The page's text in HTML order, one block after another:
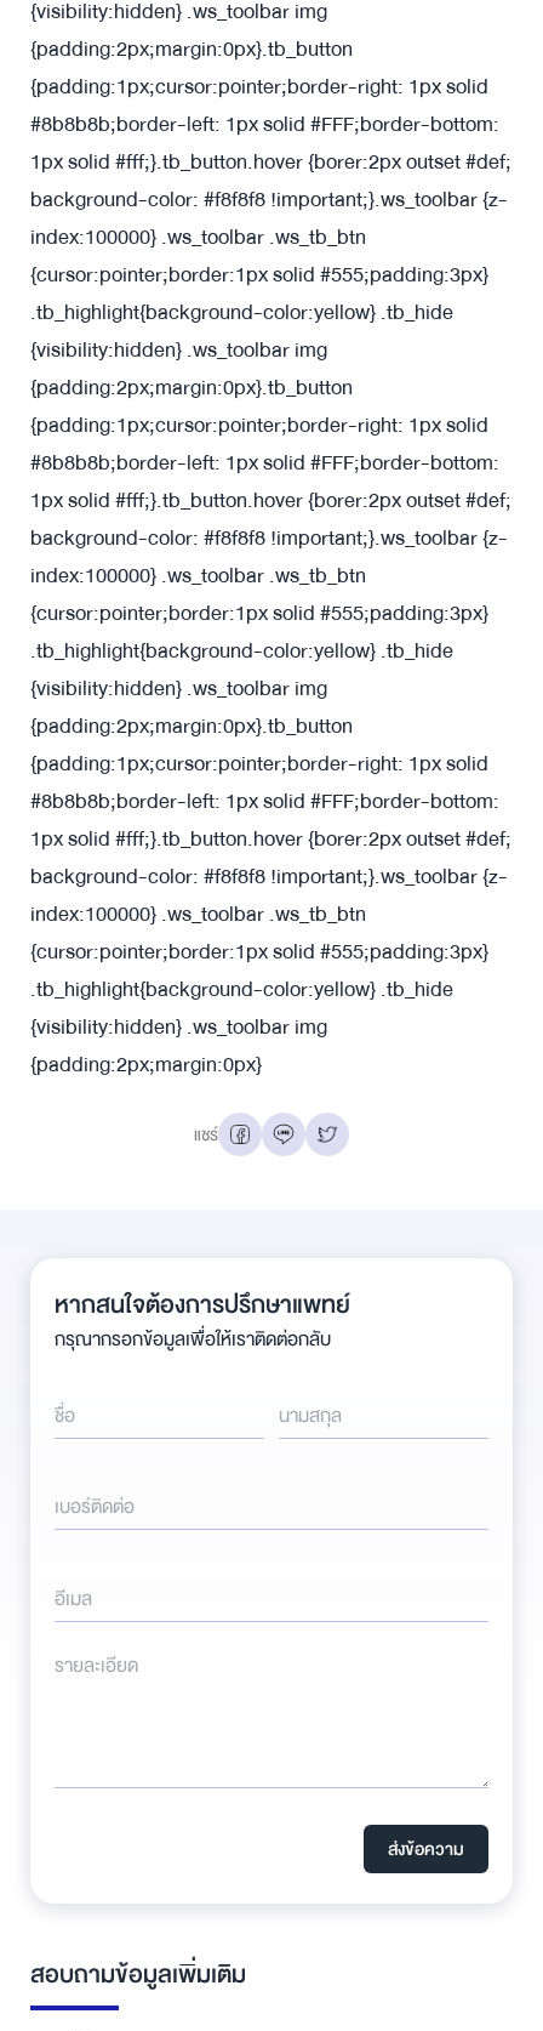
{visibility:hidden} .ws_toolbar img
{padding:2px;margin:0px}.tb_button
{padding:1px;cursor:pointer;border-right: 1px solid
#8b8b8b;border-left: 1px solid #FFF;border-bottom:
1px solid #fff;}.tb_button.hover {borer:2px outset #def;
background-color: #f8f8f8 !important;}.ws_toolbar {z-
index:100000} .ws_toolbar .ws_tb_btn
{cursor:pointer;border:1px solid #555;padding:3px}
.tb_highlight{background-color:yellow} .tb_hide
{visibility:hidden} .ws_toolbar img
{padding:2px;margin:0px}.tb_button
{padding:1px;cursor:pointer;border-right: 1px solid
#8b8b8b;border-left: 1px solid #FFF;border-bottom:
1px solid #fff;}.tb_button.hover {borer:2px outset #def;
background-color: #f8f8f8 !important;}.ws_toolbar {z-
index:100000} .ws_toolbar .ws_tb_btn
{cursor:pointer;border:1px solid #555;padding:3px}
.tb_highlight{background-color:yellow} .tb_hide
{visibility:hidden} .ws_toolbar img
{padding:2px;margin:0px}.tb_button
{padding:1px;cursor:pointer;border-right: 1px solid
#8b8b8b;border-left: 1px solid #FFF;border-bottom:
1px solid #fff;}.tb_button.hover {borer:2px outset #def;
background-color: #f8f8f8 !important;}.ws_toolbar {z-
index:100000} .ws_toolbar .ws_tb_btn
{cursor:pointer;border:1px solid #555;padding:3px}
.tb_highlight{background-color:yellow} .tb_hide
{visibility:hidden} .ws_toolbar img
{padding:2px;margin:0px}
แชร์
หากสนใจต้องการปรึกษาแพทย์
กรุณากรอกข้อมูลเพื่อให้เราติดต่อกลับ
ชื่อ นามสกุล
เบอร์ติดต่อ
อีเมล
รายละเอียด
ส่งข้อความ
สอบถามข้อมูลเพิ่มเติม